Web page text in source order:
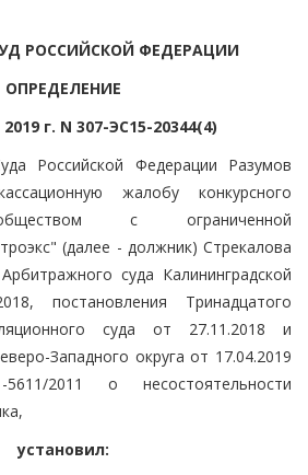
РОССИЙСКОЙ ФЕДЕРАЦИИ
ОПРЕДЕЛЕНИЕ
г. N 307-ЭС15-20344(4)
Российской Федерации Разумов
жалобу конкурсного
с ограниченной
(далее - должник) Стрекалова
суда Калининградской
постановления Тринадцатого
суда от 27.11.2018 и
Западного округа от 17.04.2019
2011 о несостоятельности
установил: